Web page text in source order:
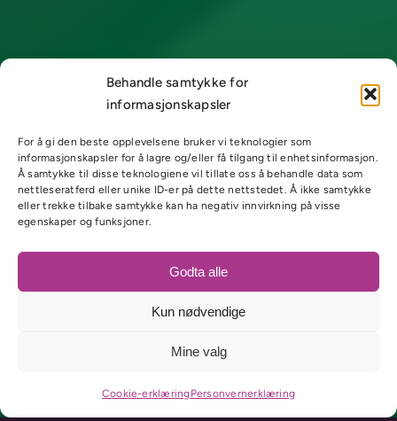
Behandle samtykke for
informasjonskapsler
For å gi den beste opplevelsene bruker vi teknologier som
informasjonskapsler for å lagre og/eller få tilgang til enhetsinformasjon.
Å samtykke til disse teknologiene vil tillate oss å behandle data som
nettleseratferd eller unike ID-er på dette nettstedet. Å ikke samtykke
eller trekke tilbake samtykke kan ha negativ innvirkning på visse
egenskaper og funksjoner.
Godta alle
Kun nødvendige
Mine valg
Cookie-erklæringPersonvernerklæring